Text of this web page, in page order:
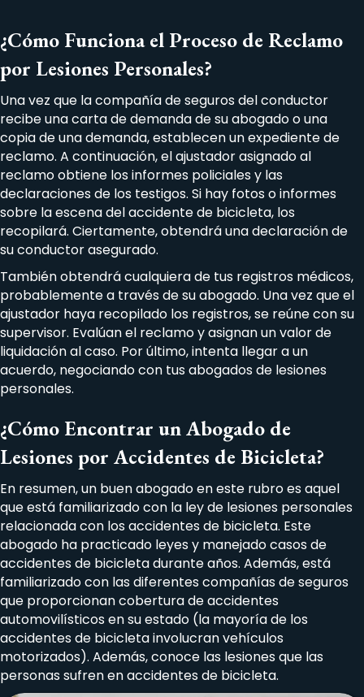
¿Cómo Funciona el Proceso de Reclamo
por Lesiones Personales?
Una vez que la compañía de seguros del conductor
recibe una carta de demanda de su abogado o una
copia de una demanda, establecen un expediente de
reclamo. A continuación, el ajustador asignado al
reclamo obtiene los informes policiales y las
declaraciones de los testigos. Si hay fotos o informes
sobre la escena del accidente de bicicleta, los
recopilará. Ciertamente, obtendrá una declaración de
su conductor asegurado.
También obtendrá cualquiera de tus registros médicos,
probablemente a través de su abogado. Una vez que el
ajustador haya recopilado los registros, se reúne con su
supervisor. Evalúan el reclamo y asignan un valor de
liquidación al caso. Por último, intenta llegar a un
acuerdo, negociando con tus abogados de lesiones
personales.
¿Cómo Encontrar un Abogado de
Lesiones por Accidentes de Bicicleta?
En resumen, un buen abogado en este rubro es aquel
que está familiarizado con la ley de lesiones personales
relacionada con los accidentes de bicicleta. Este
abogado ha practicado leyes y manejado casos de
accidentes de bicicleta durante años. Además, está
familiarizado con las diferentes compañías de seguros
que proporcionan cobertura de accidentes
automovilísticos en su estado (la mayoría de los
accidentes de bicicleta involucran vehículos
motorizados). Además, conoce las lesiones que las
personas sufren en accidentes de bicicleta.